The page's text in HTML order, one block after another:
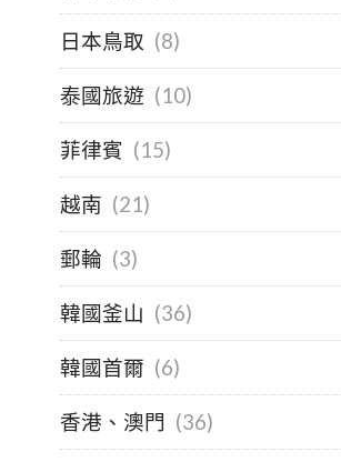
日本鳥取 (8)
泰國旅遊 (10)
菲律賓 (15)
越南 (21)
郵輪 (3)
韓國釜山 (36)
韓國首爾 (6)
香港、澳門 (36)